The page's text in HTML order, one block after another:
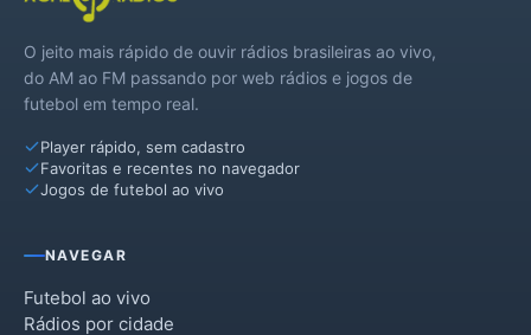
O jeito mais rápido de ouvir rádios brasileiras ao vivo,
do AM ao FM passando por web rádios e jogos de
futebol em tempo real.
Player rápido, sem cadastro
Favoritas e recentes no navegador
Jogos de futebol ao vivo
NAVEGAR
Futebol ao vivo
Rádios por cidade